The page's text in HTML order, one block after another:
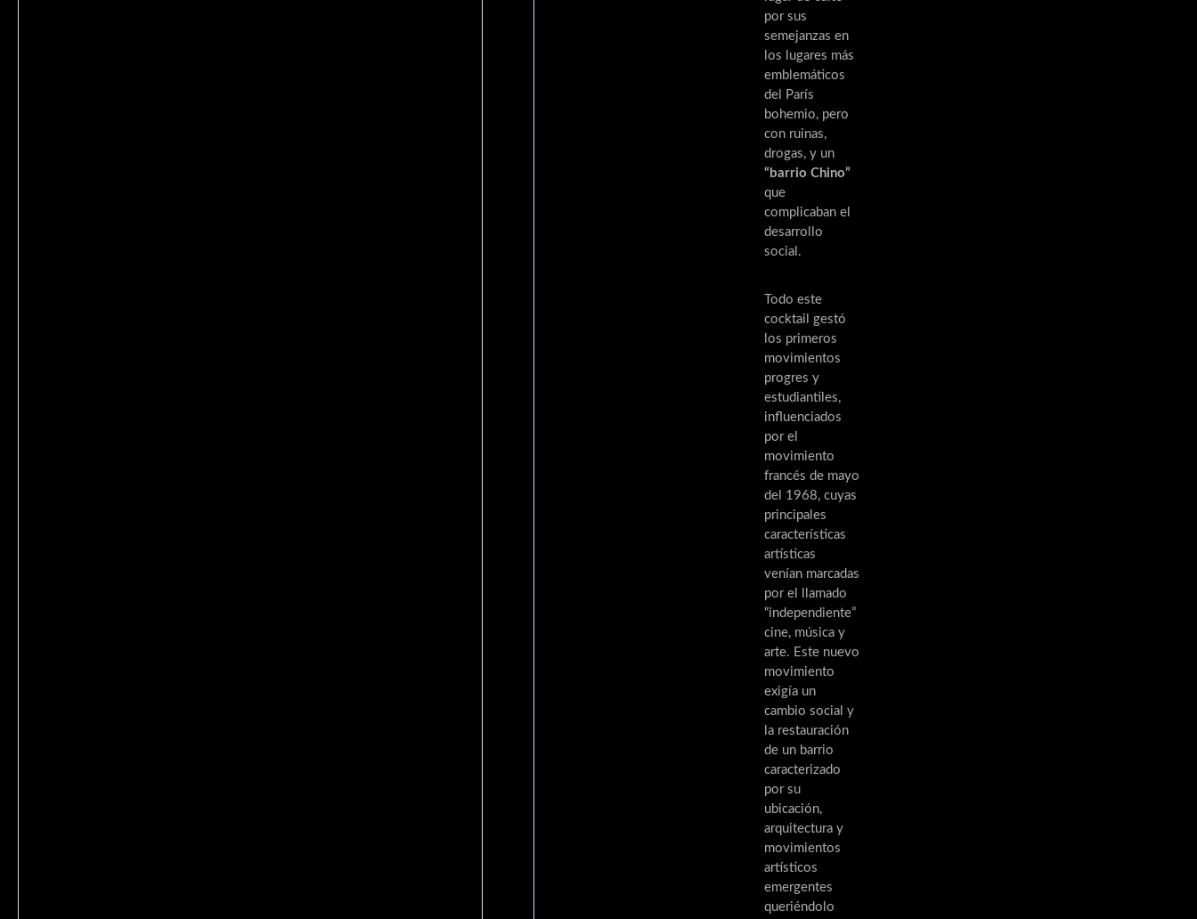
por sus
semejanzas en
los lugares más
emblemáticos
del París
bohemio, pero
con ruinas,
drogas, y un
“barrio Chino”
que
complicaban el
desarrollo
social.
Todo este
cocktail gestó
los primeros
movimientos
progres y
estudiantiles,
influenciados
por el
movimiento
francés de mayo
del 1968, cuyas
principales
características
artísticas
venían marcadas
por el llamado
“independiente”
cine, música y
arte. Este nuevo
movimiento
exigía un
cambio social y
la restauración
de un barrio
caracterizado
por su
ubicación,
arquitectura y
movimientos
artísticos
emergentes
queriéndolo